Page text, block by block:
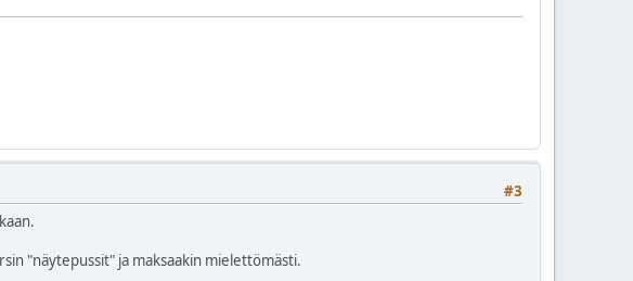
#3
"näytepussit" ja maksaakin mielettömästi.